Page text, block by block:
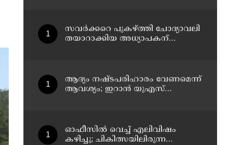
സവര്‍ക്കറെ പുകഴ്ത്തി ചോദ്യാവലി
തയാറാക്കിയ അധ്യാപകന്
ആദ്യം നഷ്ടപരിഹാരം വേണമെന്ന്
ആവശ്യം; ഇറാന്‍ യുഎസ്
ഓഫീസില്‍ വെച്ച് എലിവിഷം
കഴിച്ചു; ചികിത്സയിലിരുന്ന